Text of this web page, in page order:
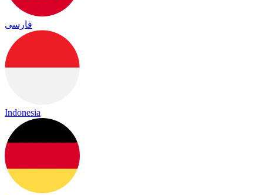
فارسی
Indonesia